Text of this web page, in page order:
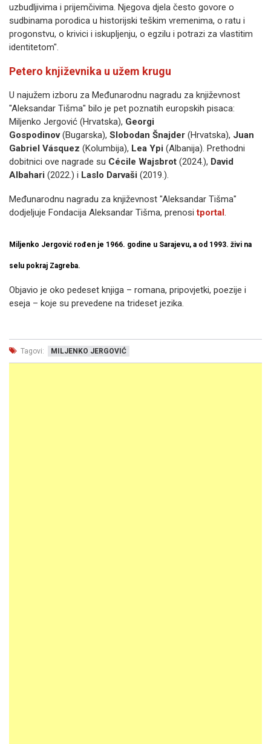
uzbudljivima i prijemčivima. Njegova djela često govore o
sudbinama porodica u historijski teškim vremenima, o ratu i
progonstvu, o krivici i iskupljenju, o egzilu i potrazi za vlastitim
identitetom".
Petero književnika u užem krugu
U najužem izboru za Međunarodnu nagradu za književnost
"Aleksandar Tišma" bilo je pet poznatih europskih pisaca:
Miljenko Jergović (Hrvatska), Georgi
Gospodinov(Bugarska), Slobodan Šnajder (Hrvatska), Juan
Gabriel Vásquez (Kolumbija), Lea Ypi (Albanija). Prethodni
dobitnici ove nagrade su Cécile Wajsbrot (2024.), David
Albahari (2022.) i Laslo Darvaši (2019.).
Međunarodnu nagradu za književnost "Aleksandar Tišma"
dodjeljuje Fondacija Aleksandar Tišma, prenositportal.
Miljenko Jergović rođen je 1966. godine u Sarajevu, a od 1993. živi na
selu pokraj Zagreba.
Objavio je oko pedeset knjiga – romana, pripovjetki, poezije i
eseja – koje su prevedene na trideset jezika.
Tagovi: MILJENKO JERGOVIĆ